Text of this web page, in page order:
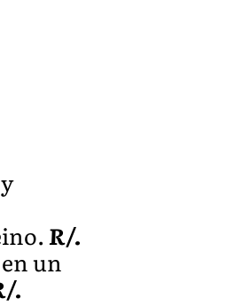
R/.
un
.